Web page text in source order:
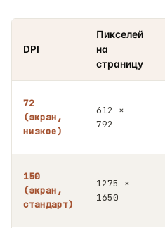
DPI
Пикселей
на
страницу
72
(экран,
низкое)
612 ×
792
150
(экран,
стандарт)
1275 ×
1650